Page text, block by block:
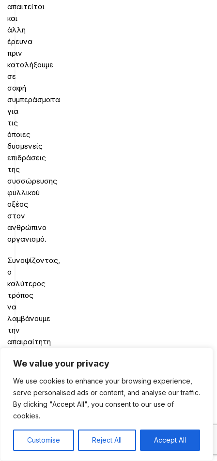
We value your privacy
We use cookies to enhance your browsing experience,
serve personalised ads or content, and analyse our traffic.
By clicking "Accept All", you consent to our use of
cookies.
Customise Reject All Accept All
απαιτείται
και
άλλη
έρευνα
πριν
καταλήξουμε
σε
σαφή
συμπεράσματα
για
τις
όποιες
δυσμενείς
επιδράσεις
της
συσσώρευσης
φυλλικού
οξέος
στον
ανθρώπινο
οργανισμό.
Συνοψίζοντας,
ο
καλύτερος
τρόπος
να
λαμβάνουμε
την
απαιραίτητη
τον
οργανισμό
9
είναι
0